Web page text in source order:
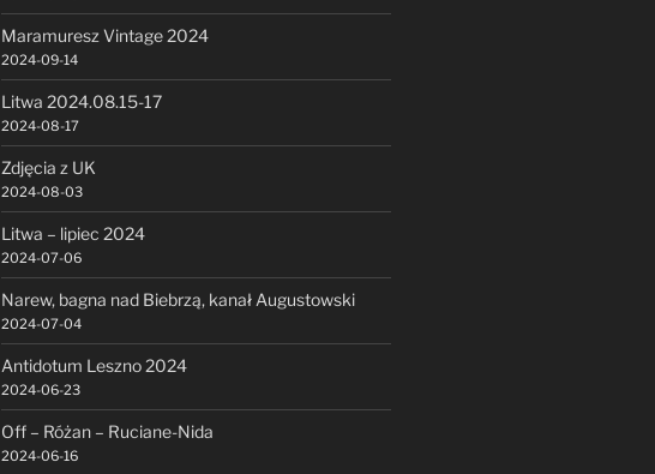
Maramuresz Vintage 2024
2024-09-14
Litwa 2024.08.15-17
2024-08-17
Zdjęcia z UK
2024-08-03
Litwa – lipiec 2024
2024-07-06
Narew, bagna nad Biebrzą, kanał Augustowski
2024-07-04
Antidotum Leszno 2024
2024-06-23
Off – Różan – Ruciane-Nida
2024-06-16